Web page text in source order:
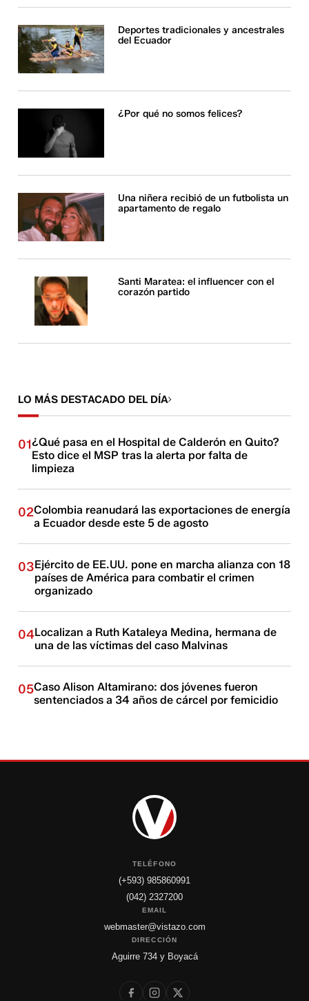
Deportes tradicionales y ancestrales
del Ecuador
¿Por qué no somos felices?
Una niñera recibió de un futbolista un
apartamento de regalo
Santi Maratea: el influencer con el
corazón partido
LO MÁS DESTACADO DEL DÍA
01¿Qué pasa en el Hospital de Calderón en Quito?
Esto dice el MSP tras la alerta por falta de
limpieza
02Colombia reanudará las exportaciones de energía
a Ecuador desde este 5 de agosto
03Ejército de EE.UU. pone en marcha alianza con 18
países de América para combatir el crimen
organizado
04Localizan a Ruth Kataleya Medina, hermana de
una de las víctimas del caso Malvinas
05Caso Alison Altamirano: dos jóvenes fueron
sentenciados a 34 años de cárcel por femicidio
TELÉFONO
(+593) 985860991
(042) 2327200
EMAIL
webmaster@vistazo.com
DIRECCIÓN
Aguirre 734 y Boyacá